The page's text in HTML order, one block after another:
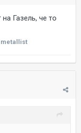
Газель, че то
metallist